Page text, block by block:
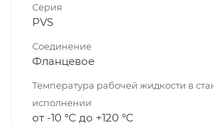
Серия
PVS
Соединение
Фланцевое
Температура рабочей жидкости в
исполнении
от -10 °C до +120 °C